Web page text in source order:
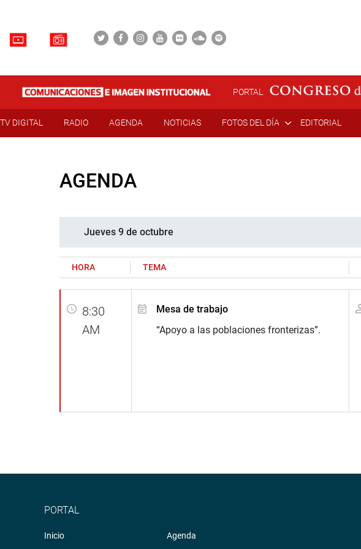
PORTAL
TV DIGITAL RADIO AGENDA NOTICIAS FOTOS DEL DÍA EDITORIAL
AGENDA
Jueves 9 de octubre
HORA TEMA
8:30
AM
Mesa de trabajo
“Apoyo a las poblaciones fronterizas”.
PORTAL
Inicio
Agenda